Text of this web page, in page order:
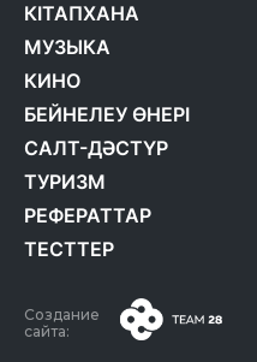
КІТАПХАНА
МУЗЫКА
КИНО
БЕЙНЕЛЕУ ӨНЕРІ
САЛТ-ДӘСТҮР
ТУРИЗМ
РЕФЕРАТТАР
ТЕСТТЕР
Создание
сайта: